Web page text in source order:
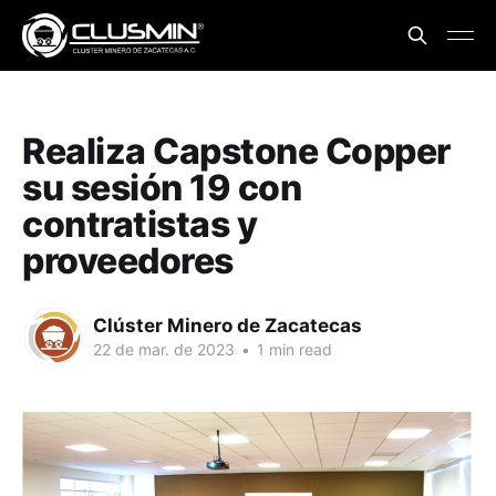
Realiza Capstone Copper
su sesión 19 con
contratistas y
proveedores
Clúster Minero de Zacatecas
22 de mar. de 2023 • 1 min read